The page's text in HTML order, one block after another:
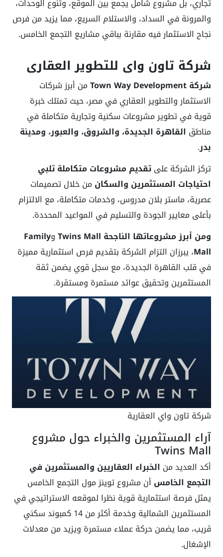
تجاري، بل مشروع شامل يجمع بين الموقع، وتنوع الوحدات،
والمرونة في السداد، والاستلام السريع، مما يزيد من فرص
نجاح الاستثمار فيه مقارنة بباقي مشاريع التجمع الخامس.
شركة تاون واي للتطوير العقاري
شركة Town Way Development
من أبرز شركات
الاستثمار والتطوير العقاري في مصر، حيث تمتلك خبرة
قوية في تطوير مشروعات سكنية وتجارية متكاملة في
مناطق القاهرة الجديدة، والشروق، والعبور، ومدينة
بدر.
تركز الشركة علىتقديم مشروعات متكاملة تلبي
احتياجات المستثمرين والسكان من خلال تصميمات
عصرية، ماستر بلان مدروس، وخدمات متكاملة، مع الالتزام
بأعلى معايير الجودة والتسليم في المواعيد المحددة.
ومن أبرز مشروعاتها الناجحة Twins MallوFamily
Mall، يبرزان التزام الشركة بتقديم فرص استثمارية مميزة
في قلب القاهرة الجديدة، مع سجل قوي يضمن ثقة
المستثمرين وتحقيق عوائد مستمرة ومستقرة.
شركة تاون واي العقارية
آراء المستثمرين والخبراء حول مشروع
Twins Mall
أكد العديد من الخبراء العقاريين والمستثمرين في
التجمع الخامس أن مشروع توينز مول التجمع الخامس
يمثل فرصة استثمارية قوية نظرا لموقعه الاستراتيجي في
المستثمرين الشمالية وخدمة أكثر من 14 كمبوند سكني
قريب، مما يضمن حركة عملاء مستمرة ويزيد من معدلات
الإشغال.